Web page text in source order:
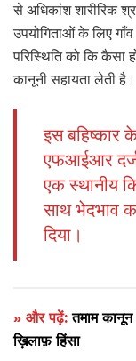
से अधिकांश शारीरिक
उपयोगिताओं के लिए
परिस्थिति को कि कैसा
कानूनी सहायता लेती है।
इस बहिष्कार
एफआईआर दर्ज
एक स्थानीय
साथ भेदभाव
दिया।
» और पढ़ें:तमाम
ख़िलाफ़ हिंसा